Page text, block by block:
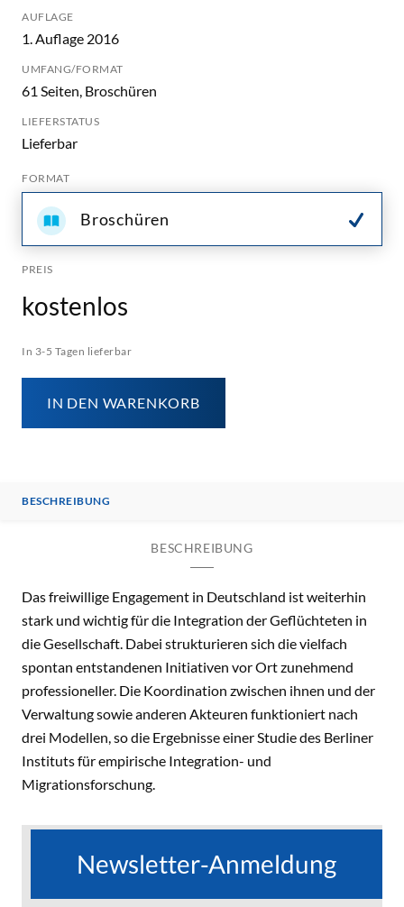
AUFLAGE
1. Auflage 2016
UMFANG/FORMAT
61 Seiten, Broschüren
LIEFERSTATUS
Lieferbar
FORMAT
Broschüren
PREIS
kostenlos
In 3-5 Tagen lieferbar
IN DEN WARENKORB
BESCHREIBUNG
BESCHREIBUNG
Das freiwillige Engagement in Deutschland ist weiterhin
stark und wichtig für die Integration der Geflüchteten in
die Gesellschaft. Dabei strukturieren sich die vielfach
spontan entstandenen Initiativen vor Ort zunehmend
professioneller. Die Koordination zwischen ihnen und der
Verwaltung sowie anderen Akteuren funktioniert nach
drei Modellen, so die Ergebnisse einer Studie des Berliner
Instituts für empirische Integration- und
Migrationsforschung.
Newsletter-Anmeldung